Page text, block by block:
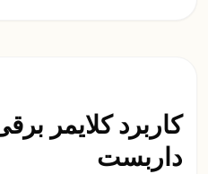
کاربرد کلایمر
داربست